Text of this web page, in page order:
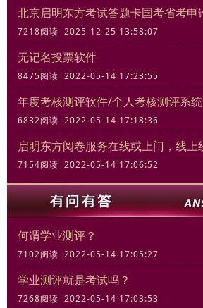
7218阅读 2025-12-25 13:58:07
无记名投票软件
8475阅读 2022-05-14 17:23:55
年度考核测评软件/个人考核测评系统
6832阅读 2022-05-14 17:18:36
7154阅读 2022-05-14 17:06:52
何谓学业测评？
7102阅读 2022-05-14 17:05:27
学业测评就是考试吗？
7268阅读 2022-05-14 17:03:53